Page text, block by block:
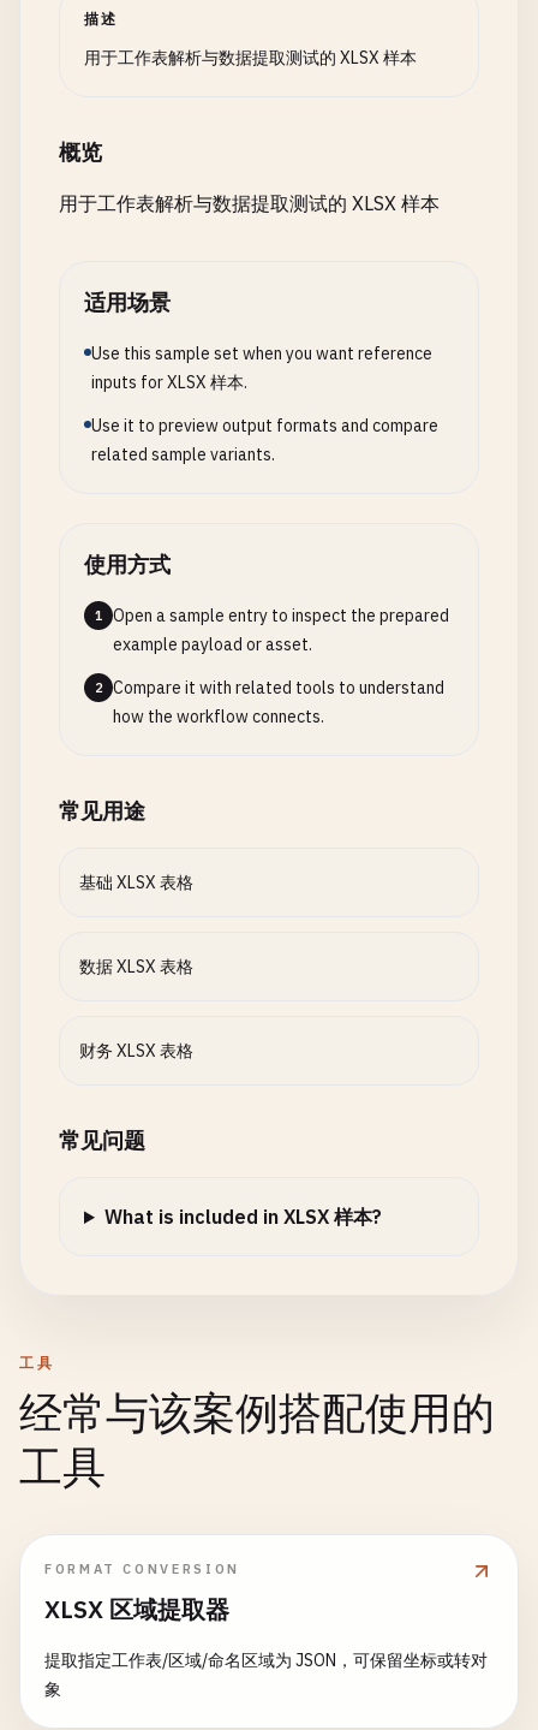
描述
用于工作表解析与数据提取测试的 XLSX 样本
概览
用于工作表解析与数据提取测试的 XLSX 样本
适用场景
Use this sample set when you want reference
inputs for XLSX 样本.
Use it to preview output formats and compare
related sample variants.
使用方式
1
Open a sample entry to inspect the prepared
example payload or asset.
2
Compare it with related tools to understand
how the workflow connects.
常见用途
基础 XLSX 表格
数据 XLSX 表格
财务 XLSX 表格
常见问题
What is included in XLSX 样本?
工具
经常与该案例搭配使用的
工具
FORMAT CONVERSION
XLSX 区域提取器
提取指定工作表/区域/命名区域为 JSON，可保留坐标或转对
象